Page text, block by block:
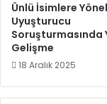
Ünlü İsimlere
Uyuşturucu
Soruşturmasında
Gelişme
18 Aralık 2025